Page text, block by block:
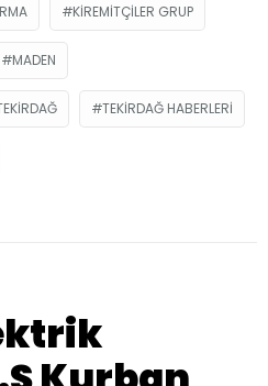
KIREMITÇILER GRUP
MADEN
TEKIRDAĞ HABERLERI